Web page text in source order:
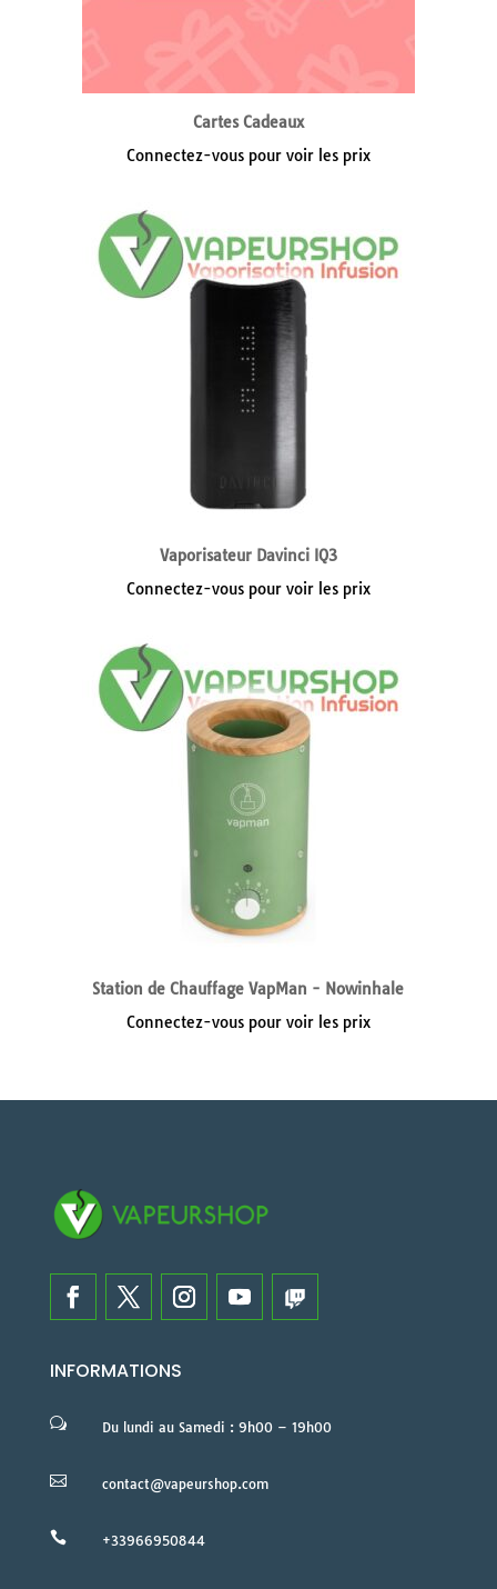
Cartes Cadeaux
Connectez-vous pour voir les prix
Vaporisateur Davinci IQ3
Connectez-vous pour voir les prix
Station de Chauffage VapMan - Nowinhale
Connectez-vous pour voir les prix
INFORMATIONS
w Du lundi au Samedi : 9h00 – 19h00
 contact@vapeurshop.com
 +33966950844